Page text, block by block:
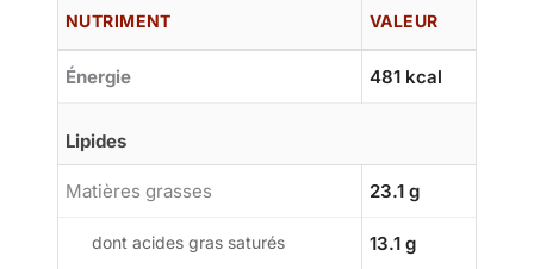
NUTRIMENT VALEUR
Énergie 481 kcal
Lipides
Matières grasses 23.1 g
dont acides gras saturés 13.1 g